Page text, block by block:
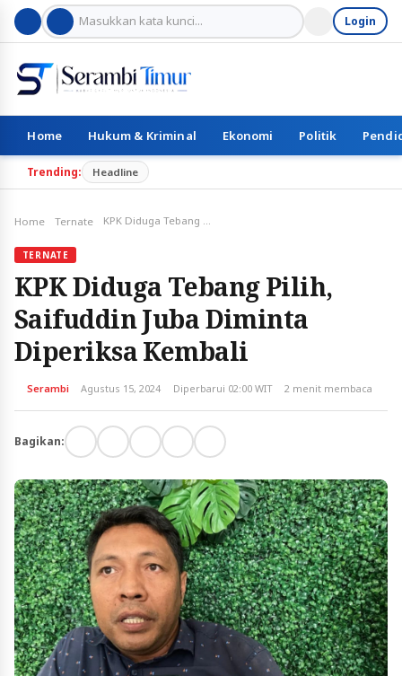
Login
Home Hukum & Kriminal Ekonomi Politik
Trending: Headline
Home Ternate KPK Diduga Tebang Pilih, Saifuddin Juba Diminta Diperiksa Kembali
TERNATE
KPK Diduga Tebang Pilih,
Saifuddin Juba Diminta
Diperiksa Kembali
Serambi Agustus 15, 2024 Diperbarui 02:00 WIT 2 menit membaca
Bagikan: